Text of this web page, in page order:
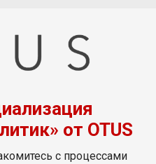
от OTUS
с процессами